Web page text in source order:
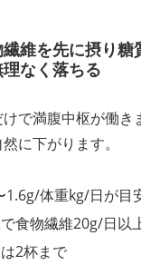
維を先に摂り糖
なく落ちる
で満腹中枢が働き
に下がります。
1.6g/体重kg/日が目
食物繊維20g/日以
2杯まで